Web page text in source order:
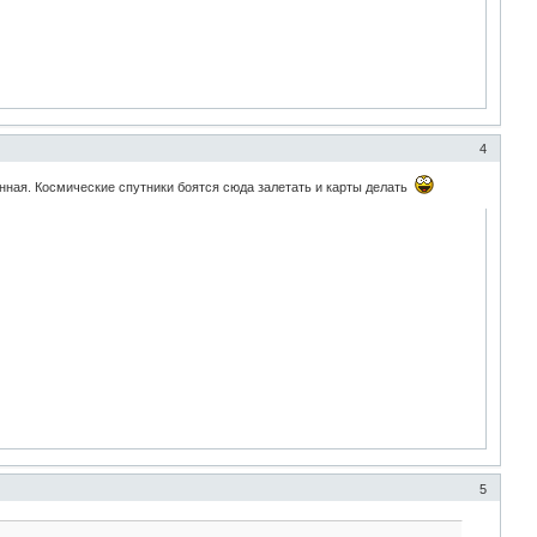
4
Космические спутники боятся сюда залетать и карты делать
5